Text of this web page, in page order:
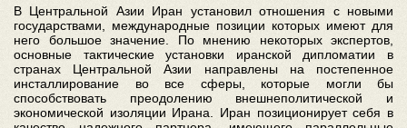
В Центральной Азии Иран установил отношения с новыми
государствами, международные позиции которых имеют для
него большое значение. По мнению некоторых экспертов,
основные тактические установки иранской дипломатии в
странах Центральной Азии направлены на постепенное
инсталлирование во все сферы, которые могли бы
способствовать преодолению внешнеполитической и
экономической изоляции Ирана. Иран позиционирует себя в